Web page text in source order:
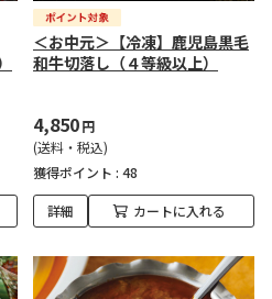
＜お中元＞【冷凍】鹿児島黒毛
和牛切落し（４等級以上）
4,850円
(送料・税込)
獲得ポイント : 48
詳細 カートに入れる